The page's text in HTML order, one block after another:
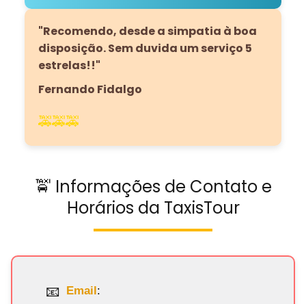
"Recomendo, desde a simpatia à boa
disposição. Sem duvida um serviço 5
estrelas!!"
Fernando Fidalgo
🚕🚕🚕
🚖 Informações de Contato e
Horários da TaxisTour
Email: